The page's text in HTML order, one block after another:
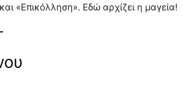
«Επικόλληση». Εδώ αρχίζει η μαγεία!